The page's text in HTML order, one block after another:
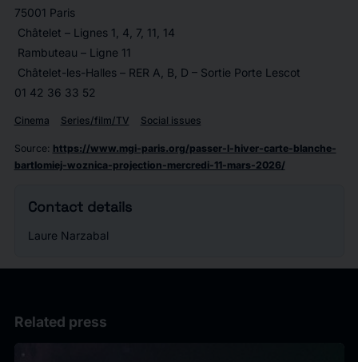
75001 Paris
Châtelet – Lignes 1, 4, 7, 11, 14
Rambuteau – Ligne 11
Châtelet-les-Halles – RER A, B, D – Sortie Porte Lescot
01 42 36 33 52
Cinema Series/film/TV Social issues
Source: https://www.mgi-paris.org/passer-l-hiver-carte-blanche-
bartlomiej-woznica-projection-mercredi-11-mars-2026/
Contact details
Laure Narzabal
Related press